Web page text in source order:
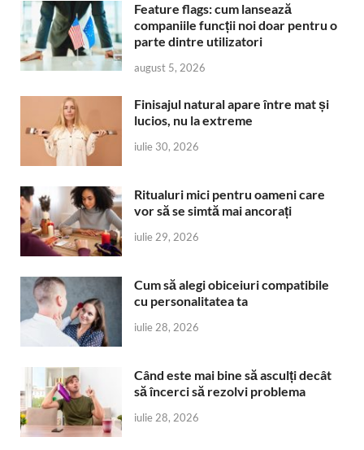
Feature flags: cum lansează
companiile funcții noi doar pentru o
parte dintre utilizatori
august 5, 2026
Finisajul natural apare între mat și
lucios, nu la extreme
iulie 30, 2026
Ritualuri mici pentru oameni care
vor să se simtă mai ancorați
iulie 29, 2026
Cum să alegi obiceiuri compatibile
cu personalitatea ta
iulie 28, 2026
Când este mai bine să asculți decât
să încerci să rezolvi problema
iulie 28, 2026